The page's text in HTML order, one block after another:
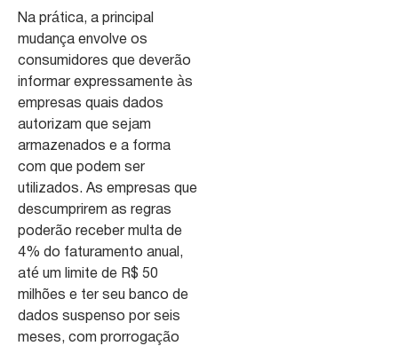
Na prática, a principal
mudança envolve os
consumidores que deverão
informar expressamente às
empresas quais dados
autorizam que sejam
armazenados e a forma
com que podem ser
utilizados. As empresas que
descumprirem as regras
poderão receber multa de
4% do faturamento anual,
até um limite de R$ 50
milhões e ter seu banco de
dados suspenso por seis
meses, com prorrogação